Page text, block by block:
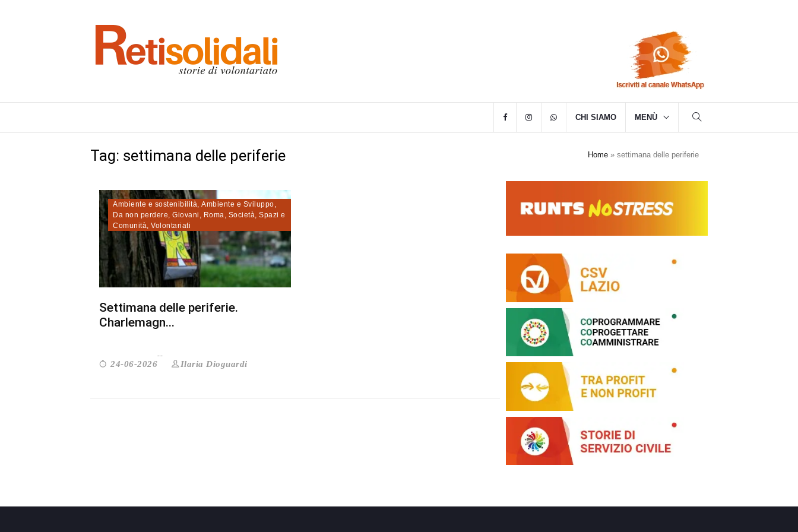
CHI SIAMO MENÙ
Tag: settimana delle periferie Home » settimana delle periferie
Ambiente e sostenibilità, Ambiente e Sviluppo,
Da non perdere, Giovani , Roma, Società, Spazi e
Comunità, Volontariati
Settimana delle periferie.
Charlemagn...
24-06-2026 Ilaria Dioguardi